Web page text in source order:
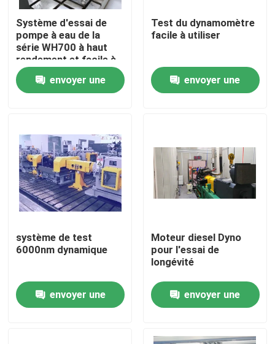
Produits
À propos de nous
Contrôle qualité
Contactez-nous
Dynamomètre de couple
Dynamomètre à grande vitesse
Système d'essai de
pompe à eau de la
série WH700 à haut
rendement et facile à
utiliser
envoyer une
Test du dynamomètre
facile à utiliser
envoyer une
système de test
6000nm dynamique
envoyer une
Moteur diesel Dyno
pour l'essai de
longévité
envoyer une